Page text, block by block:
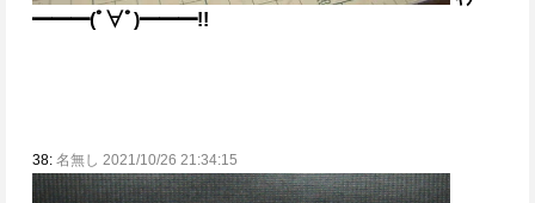
━━━(ﾟ∀ﾟ)━━━!!
38: 名無し 2021/10/26 21:34:15